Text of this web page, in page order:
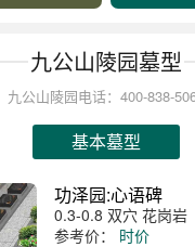
九公山陵园墓型
九公山陵园电话：400-838-
基本墓型
功泽园:心语碑
0.3-0.8 双穴 花岗岩
参考价：
时价